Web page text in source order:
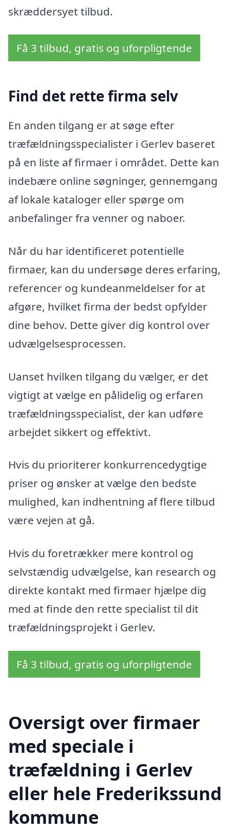
skræddersyet tilbud.
Få 3 tilbud, gratis og uforpligtende
Find det rette firma selv
En anden tilgang er at søge efter
træfældningsspecialister i Gerlev baseret
på en liste af firmaer i området. Dette kan
indebære online søgninger, gennemgang
af lokale kataloger eller spørge om
anbefalinger fra venner og naboer.
Når du har identificeret potentielle
firmaer, kan du undersøge deres erfaring,
referencer og kundeanmeldelser for at
afgøre, hvilket firma der bedst opfylder
dine behov. Dette giver dig kontrol over
udvælgelsesprocessen.
Uanset hvilken tilgang du vælger, er det
vigtigt at vælge en pålidelig og erfaren
træfældningsspecialist, der kan udføre
arbejdet sikkert og effektivt.
Hvis du prioriterer konkurrencedygtige
priser og ønsker at vælge den bedste
mulighed, kan indhentning af flere tilbud
være vejen at gå.
Hvis du foretrækker mere kontrol og
selvstændig udvælgelse, kan research og
direkte kontakt med firmaer hjælpe dig
med at finde den rette specialist til dit
træfældningsprojekt i Gerlev.
Få 3 tilbud, gratis og uforpligtende
Oversigt over firmaer
med speciale i
træfældning i Gerlev
eller hele Frederikssund
kommune